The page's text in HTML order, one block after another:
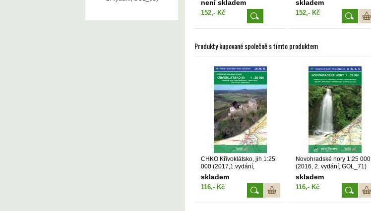
není skladem
152,- Kč
skladem
152,- Kč
Produkty kupované společně s tímto produktem
CHKO Křivoklátsko, jih 1:25
000 (2017,1.vydání,
GOL_89)
skladem
116,- Kč
Novohradské hory 1:25 000
(2016, 2. vydání, GOL_71)
skladem
116,- Kč